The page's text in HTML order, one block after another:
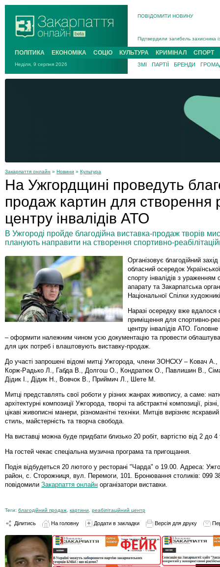
ПОВІДОМИТИ НОВИНУ
В Ужгороді попрощаються із
Підтвердили загибель
На війні з рф поліг військовий з
На війні загинув 26-річний
ПОЛІТИКА ЕКОНОМІКА СОЦІО КУЛЬТУРА КРИМІНАЛ СПОРТ
Неділя, 9 серпня 2026 ЗМІ ПАРТІЇ БРЕНДИ
Закарпаття онлайн » Новини » Культура
На Ужгордщині проведуть
продаж картин для створення
центру інвалідів АТО
В Ужгороді пройде благодійна виставка-продаж творів
планують направити на створення спортивно-
Організовує благодійний
обласний осередок
спорту інвалідів з ураженням
апарату та Закарпатська
Національної Спілки
Наразі осередку вже вдалося
приміщення для спортивно-
центру інвалідів АТО.
– оформити належним чином усю документацію та провести
для цих потреб і влаштовують виставку-продаж.
До участі запрошені відомі митці Ужгорода, члени ЗОНСХУ – Ковач
Корж-Радько Л., Габда В., Долгош О., Кондратюк О., Павлишин В.,
Дідик І., Дідик Н., Вовчок В., Приймич Л., Шете М.
Митці представлять свої роботи у різних жанрах живопису, а саме:
архітектурні композиції Ужгорода, творчі та абстрактні композиції,
цікаві живописні манери, різноманітні техніки. Митців вирізняє
стиль, майстерність та творча свобода.
На виставці можна буде придбати близько 20 робіт, вартістю від 2 до
На гостей чекає спеціальна музична програма та пригощання.
Подія відбудеться 20 лютого у ресторані "Чарда" о 19.00. Адреса:
район, с. Сторожниця, вул. Перемоги, 101. Бронювання столиків: 099
повідомили Закарпаття онлайн організатори виставки.
Теги: благодійний продаж картини реабілітаційний центр
Ділитись На головну Додати в закладки Версія для друку